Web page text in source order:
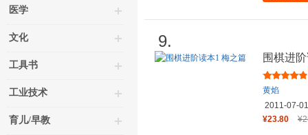
医学
文化
工具书
工业技术
育儿/早教
9.
围棋进
黄焰
2011-07-01
¥23.80